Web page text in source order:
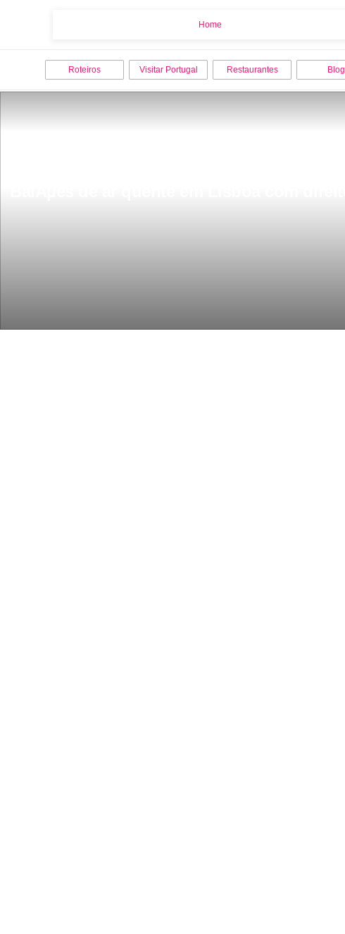
Home
Roteiros Visitar Portugal Restaurantes Blog